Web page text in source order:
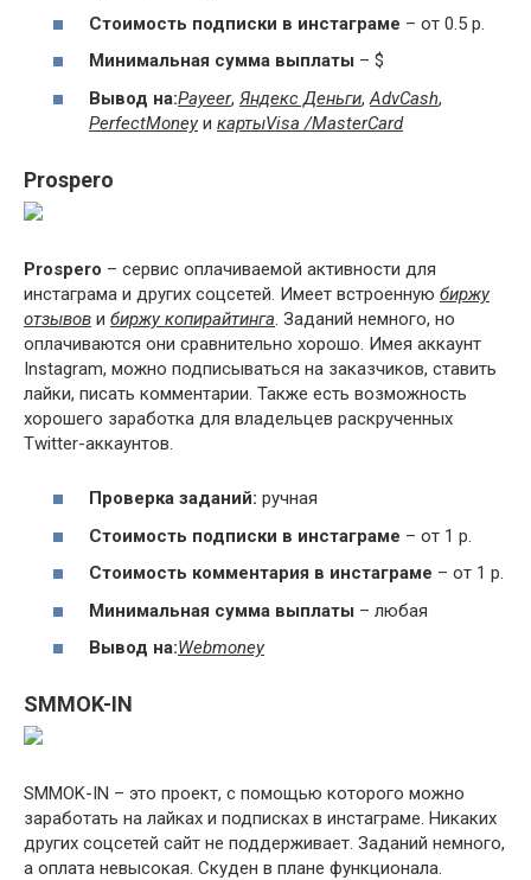
Стоимость подписки в инстаграме – от 0.5 р.
Минимальная сумма выплаты – $
Вывод на:Payeer, Яндекс Деньги, AdvCash,
PerfectMoneyи картыVisa /MasterCard
Prospero
Prospero – сервис оплачиваемой активности для
инстаграма и других соцсетей. Имеет встроенную биржу
отзывов и биржу копирайтинга . Заданий немного, но
оплачиваются они сравнительно хорошо. Имея аккаунт
Instagram, можно подписываться на заказчиков, ставить
лайки, писать комментарии. Также есть возможность
хорошего заработка для владельцев раскрученных
Twitter-аккаунтов.
Проверка заданий: ручная
Стоимость подписки в инстаграме – от 1 р.
Стоимость комментария в инстаграме – от 1 р.
Минимальная сумма выплаты – любая
Вывод на:Webmoney
SMMOK-IN
SMMOK-IN – это проект, с помощью которого можно
заработать на лайках и подписках в инстаграме. Никаких
других соцсетей сайт не поддерживает. Заданий немного,
а оплата невысокая. Скуден в плане функционала.